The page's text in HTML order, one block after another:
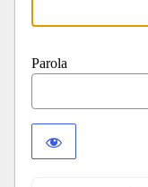
Parola